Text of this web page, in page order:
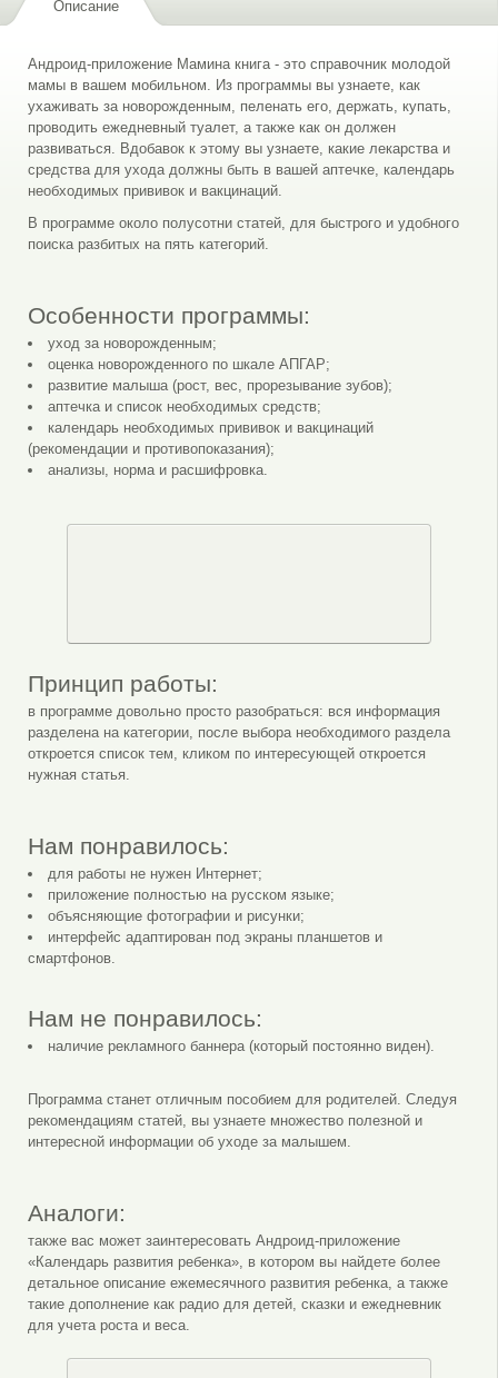
Описание
Андроид-приложение Мамина книга - это справочник молодой
мамы в вашем мобильном. Из программы вы узнаете, как
ухаживать за новорожденным, пеленать его, держать, купать,
проводить ежедневный туалет, а также как он должен
развиваться. Вдобавок к этому вы узнаете, какие лекарства и
средства для ухода должны быть в вашей аптечке, календарь
необходимых прививок и вакцинаций.
В программе около полусотни статей, для быстрого и удобного
поиска разбитых на пять категорий.
Особенности программы:
уход за новорожденным;
оценка новорожденного по шкале АПГАР;
развитие малыша (рост, вес, прорезывание зубов);
аптечка и список необходимых средств;
календарь необходимых прививок и вакцинаций
(рекомендации и противопоказания);
анализы, норма и расшифровка.
Принцип работы:
в программе довольно просто разобраться: вся информация
разделена на категории, после выбора необходимого раздела
откроется список тем, кликом по интересующей откроется
нужная статья.
Нам понравилось:
для работы не нужен Интернет;
приложение полностью на русском языке;
объясняющие фотографии и рисунки;
интерфейс адаптирован под экраны планшетов и
смартфонов.
Нам не понравилось:
наличие рекламного баннера (который постоянно виден).
Программа станет отличным пособием для родителей. Следуя
рекомендациям статей, вы узнаете множество полезной и
интересной информации об уходе за малышем.
Аналоги:
также вас может заинтересовать Андроид-приложение
«Календарь развития ребенка», в котором вы найдете более
детальное описание ежемесячного развития ребенка, а также
такие дополнение как радио для детей, сказки и ежедневник
для учета роста и веса.